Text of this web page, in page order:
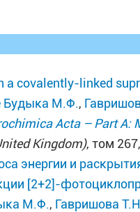
a covalently-linked
Будыка М.Ф.,
Acta – Part A:
Kingdom), том
энергии и
[2+2]-
М.Ф., Гавришова